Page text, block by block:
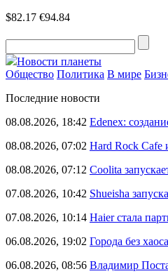
$82.17 €94.84
Новости планеты
Общество Политика В мире
Последние новости
08.08.2026, 18:42 Edenex:
08.08.2026, 07:02 Hard Rock Cafe
08.08.2026, 07:12 Coolita
07.08.2026, 10:42 Shueisha
07.08.2026, 10:14 Haier стала
06.08.2026, 19:02 Города без
06.08.2026, 08:56 Владимир